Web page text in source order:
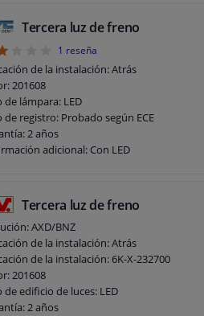
adicional: Con portalámparas
Tercera luz de freno
21 reseña
de la instalación: Atrás
201608
de lámpara: LED
de registro: Probado según ECE
2 años
adicional: Con LED
Tercera luz de freno
AXD/BNZ
de la instalación: Atrás
de la instalación: 6K-X-232700
201608
de edificio de luces: LED
2 años